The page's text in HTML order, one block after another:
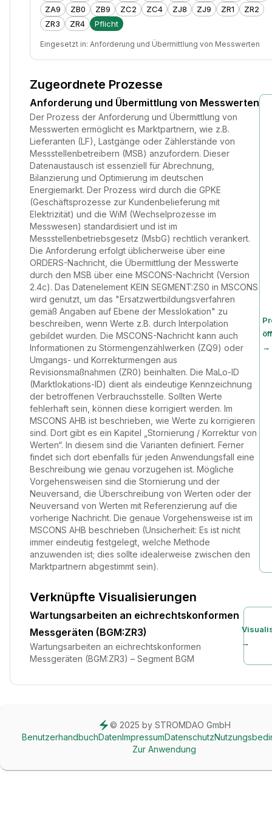
ZA9
ZB0 ZB9 ZC2 ZC4 ZJ8 ZJ9 ZR1
ZR2
ZR3
ZR4 Pflicht
Eingesetzt in: Anforderung und Übermittlung von Messwerten
Zugeordnete Prozesse
Anforderung und Übermittlung von Messwerten
Der Prozess der Anforderung und Übermittlung von
Messwerten ermöglicht es Marktpartnern, wie z.B.
Lieferanten (LF), Lastgänge oder Zählerstände von
Messstellenbetreibern (MSB) anzufordern. Dieser
Datenaustausch ist essenziell für Abrechnung,
Bilanzierung und Optimierung im deutschen
Energiemarkt. Der Prozess wird durch die GPKE
(Geschäftsprozesse zur Kundenbelieferung mit
Elektrizität) und die WiM (Wechselprozesse im
Messwesen) standardisiert und ist im
Messstellenbetriebsgesetz (MsbG) rechtlich verankert.
Die Anforderung erfolgt üblicherweise über eine
ORDERS-Nachricht, die Übermittlung der Messwerte
durch den MSB über eine MSCONS-Nachricht (Version
2.4c). Das Datenelement KEIN SEGMENT:ZS0 in MSCONS
wird genutzt, um das "Ersatzwertbildungsverfahren
gemäß Angaben auf Ebene der Messlokation" zu
beschreiben, wenn Werte z.B. durch Interpolation
gebildet wurden. Die MSCONS-Nachricht kann auch
Informationen zu Störmengenzählwerken (ZQ9) oder
Umgangs- und Korrekturmengen aus
Revisionsmaßnahmen (ZR0) beinhalten. Die MaLo-ID
(Marktlokations-ID) dient als eindeutige Kennzeichnung
der betroffenen Verbrauchsstelle. Sollten Werte
fehlerhaft sein, können diese korrigiert werden. Im
MSCONS AHB ist beschrieben, wie Werte zu korrigieren
sind. Dort gibt es ein Kapitel „Stornierung / Korrektur von
Werten“. In diesem sind die Varianten definiert. Ferner
findet sich dort ebenfalls für jeden Anwendungsfall eine
Beschreibung wie genau vorzugehen ist. Mögliche
Vorgehensweisen sind die Stornierung und der
Neuversand, die Überschreibung von Werten oder der
Neuversand von Werten mit Referenzierung auf die
vorherige Nachricht. Die genaue Vorgehensweise ist im
MSCONS AHB beschrieben (Unsicherheit: Es ist nicht
immer eindeutig festgelegt, welche Methode
anzuwenden ist; dies sollte idealerweise zwischen den
Marktpartnern abgestimmt sein).
→
Verknüpfte Visualisierungen
Wartungsarbeiten an eichrechtskonformen
Messgeräten (BGM:ZR3)
Wartungsarbeiten an eichrechtskonformen
Messgeräten (BGM:ZR3) – Segment BGM
→
© 2025 by STROMDAO GmbH
BenutzerhandbuchDatenImpressumDatenschutz
Zur Anwendung